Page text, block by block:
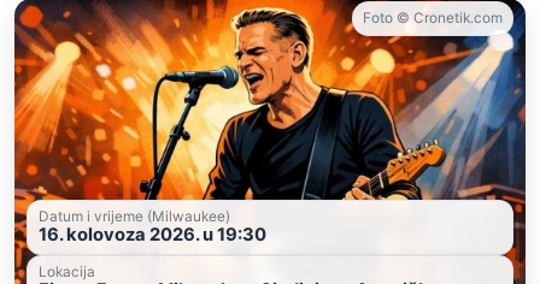
Foto © Cronetik.com
Datum i vrijeme (Milwaukee)
16. kolovoza 2026. u 19:30
Lokacija